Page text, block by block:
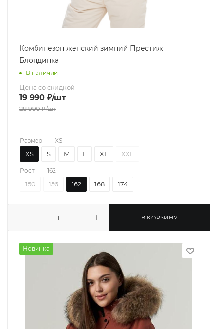
Комбинезон женский зимний Престиж
Блондинка
В наличии
Цена со скидкой
19 990 ₽/шт
28 990₽/шт
В КОРЗИНУ
Размер — XS
XS S M L XL XXL
Рост — 162
150 156 162 168 174
Новинка